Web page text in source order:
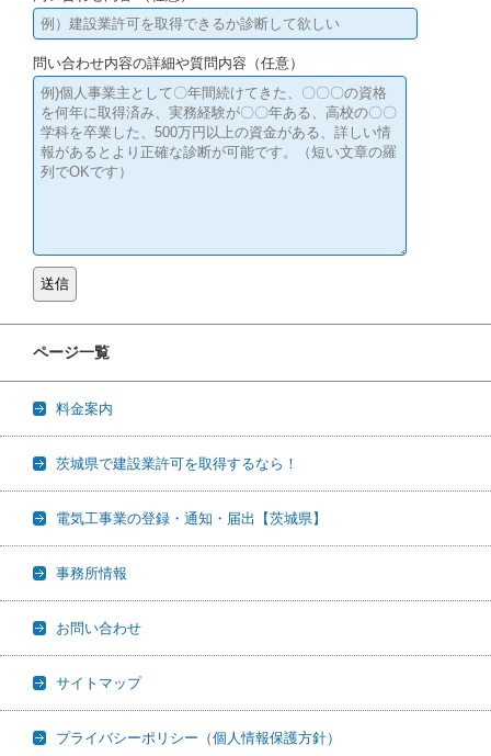
問い合わせ内容の詳細や質問内容（任意）
ページ一覧
料金案内
茨城県で建設業許可を取得するなら！
電気工事業の登録・通知・届出【茨城県】
事務所情報
お問い合わせ
サイトマップ
プライバシーポリシー（個人情報保護方針）